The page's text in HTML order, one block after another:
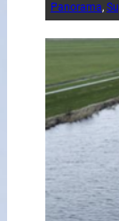
Panorama,